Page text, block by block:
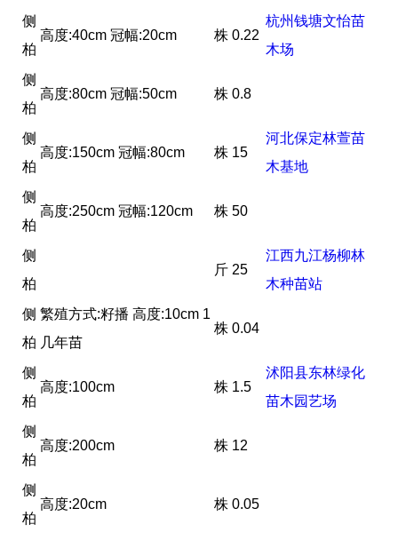
侧
柏
高度:40cm 冠幅:20cm 株 0.22
杭州钱塘文怡苗
木场
侧
柏
高度:80cm 冠幅:50cm 株 0.8
河北保定林萱苗
木基地
侧
柏
高度:150cm 冠幅:80cm 株 15
侧
柏
高度:250cm 冠幅:120cm 株 50
侧
柏
斤 25
江西九江杨柳林
木种苗站
侧
柏
繁殖方式:籽播 高度:10cm 1
几年苗
株 0.04
沭阳县东林绿化
苗木园艺场
侧
柏
高度:100cm 株 1.5
侧
柏
高度:200cm 株 12
侧
柏
高度:20cm 株 0.05